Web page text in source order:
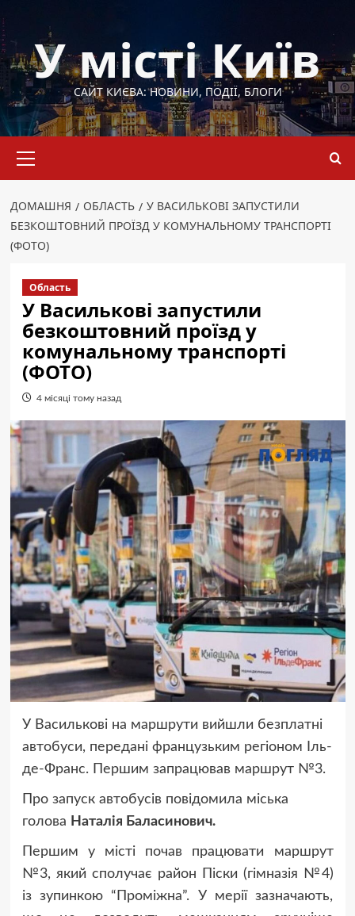
до
вмістуУ місті Київ
САЙТ КИЄВА: НОВИНИ, ПОДІЇ, БЛОГИ
меню
ДОМАШНЯ ОБЛАСТЬ
У ВАСИЛЬКОВІ ЗАПУСТИЛИ
БЕЗКОШТОВНИЙ ПРОЇЗД У КОМУНАЛЬНОМУ ТРАНСПОРТІ
(ФОТО)
Область
У Василькові запустили
безкоштовний проїзд у
комунальному транспорті
(ФОТО)
4 місяці тому назад
У Василькові на маршрути вийшли безплатні
автобуси, передані французьким регіоном Іль-
де-Франс. Першим запрацював маршрут №3.
Про запуск автобусів повідомила міська
голова Наталія Баласинович.
Першим у місті почав працювати маршрут
№3, який сполучає район Піски (гімназія №4)
із зупинкою “Проміжна”. У мерії зазначають,